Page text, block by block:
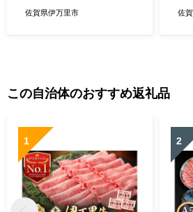
佐賀県伊万里市 佐
この自治体のおすすめ返礼品
1 2